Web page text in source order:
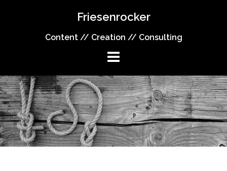
Friesenrocker
Content // Creation // Consulting